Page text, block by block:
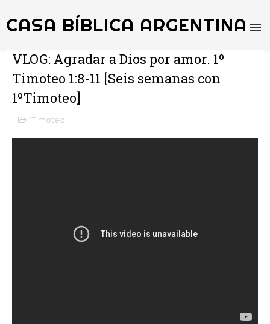
CASA BÍBLICA ARGENTINA
VLOG: Agradar a Dios por amor. 1º
Timoteo 1:8-11 [Seis semanas con
1ºTimoteo]
1Timoteo